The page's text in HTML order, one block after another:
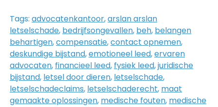
Tags: advocatenkantoor,arslan arslan
letselschade, bedrijfsongevallen, beh, belangen
behartigen,compensatie,contact opnemen,
deskundige bijstand,emotioneel leed,ervaren
advocaten, financieel leed, fysiek leed,juridische
bijstand, letsel door dieren, letselschade,
letselschadeclaims, letselschaderecht, maat
gemaakte oplossingen, medische fouten, medische